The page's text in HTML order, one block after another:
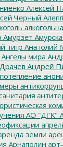
Алексей
Черный
Амурзет
тигр Анатолий
Ангелы мира
Андрей
АО "ДГК"
земли
Арнаполин